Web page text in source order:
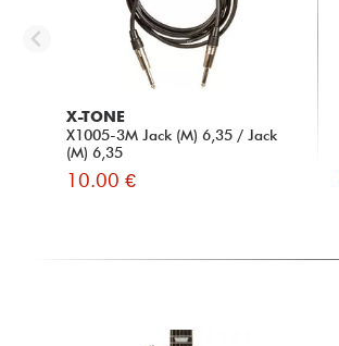
X-TONE
X1005-3M Jack (M) 6,35 / Jack
(M) 6,35
10.00 €